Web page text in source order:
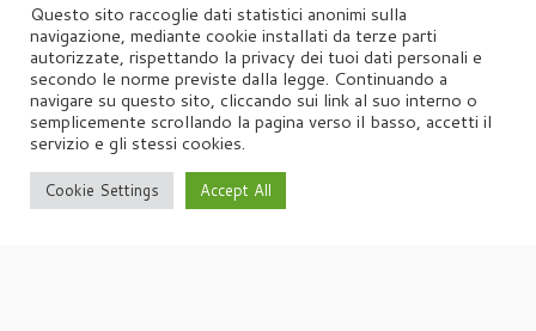
·© 2026Agorà·Powered by ·Designed con il
Questo sito raccoglie dati statistici anonimi sulla
navigazione, mediante cookie installati da terze parti
autorizzate, rispettando la privacy dei tuoi dati personali e
secondo le norme previste dalla legge. Continuando a
navigare su questo sito, cliccando sui link al suo interno o
semplicemente scrollando la pagina verso il basso, accetti il
servizio e gli stessi cookies.
Cookie Settings Accept All